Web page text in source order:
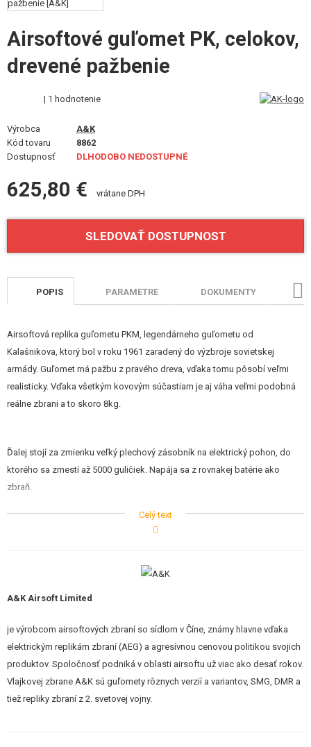
VÝSTROJ, UNIFORMY, PÚZDRA
MASKOVANIE, FARBY, PÁSKY
VYSIELAČKY, HEADSETY, KAMERY
DOPLNKY K ZBRANIAM, POPRUHY
NÁHRADNÉ DIELY ZBRANÍ, UPGRADE
SERVIS A ÚDRŽBA ZBRANÍ
SEBAOBRANA, VÝCVIK, NOŽE
OUTDOOR A BUSHCRAFT
JEDLO
REKLAMNÉ PREDMETY
POŠKODENÝ, POUŽITÝ TOVAR
ZĽAVY, AKCIE
KONTAKT
Airsoftové guľomet PK, celokov,
drevené pažbenie
| 1 hodnotenie
Výrobca
A&K
Kód tovaru
8862
Dostupnosť
DLHODOBO NEDOSTUPNÉ
625,80 € vrátane DPH
SLEDOVAŤ DOSTUPNOST
POPIS PARAMETRE DOKUMENTY
Airsoftová replika guľometu PKM, legendárneho guľometu od
Kalašnikova, ktorý bol v roku 1961 zaradený do výzbroje sovietskej
armády. Guľomet má pažbu z pravého dreva, vďaka tomu pôsobí veľmi
realisticky. Vďaka všetkým kovovým súčastiam je aj váha veľmi podobná
reálne zbrani a to skoro 8kg.
Ďalej stojí za zmienku veľký plechový zásobník na elektrický pohon, do
ktorého sa zmestí až 5000 guličiek. Napája sa z rovnakej batérie ako
zbraň.
Zaujímavosťou sú dve tlačidlá tj. FASTER a SLOW. Pomocou týchto
batérie, ale je tak možné zvýšiť realistickosť zbrane.
Celý text
A&K Airsoft Limited
je výrobcom airsoftových zbraní so sídlom v Číne, známy hlavne vďaka
elektrickým replikám zbraní (AEG) a agresívnou cenovou politikou svojich
produktov. Spoločnosť podniká v oblasti airsoftu už viac ako desať rokov.
Vlajkovej zbrane A&K sú guľomety rôznych verzií a variantov, SMG, DMR a
tiež repliky zbraní z 2. svetovej vojny.